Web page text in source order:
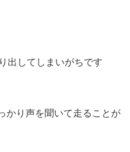
出してしまいがちです
かり声を聞いて走ることが